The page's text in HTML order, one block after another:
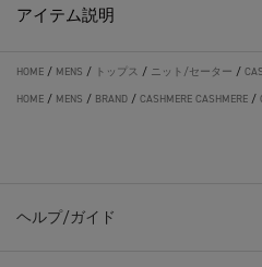
アイテム説明
HOME / MENS / トップス / ニット/セーター /
HOME / MENS / BRAND / CASHMERE CASHMERE /
ヘルプ/ガイド